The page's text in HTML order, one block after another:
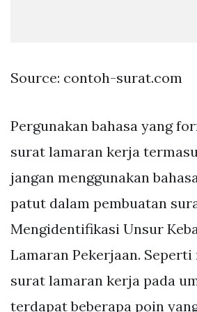
Source: contoh-surat.com
Pergunakan bahasa yang
surat lamaran kerja
jangan menggunakan
patut dalam pembuatan
Mengidentifikasi Unsur
Lamaran Pekerjaan. Seperti
surat lamaran kerja pada
terdapat beberapa poin